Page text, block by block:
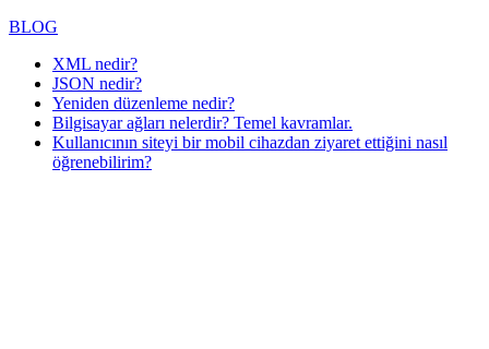
BLOG
XML nedir?
JSON nedir?
Yeniden düzenleme nedir?
Bilgisayar ağları nelerdir? Temel kavramlar.
Kullanıcının siteyi bir mobil cihazdan ziyaret ettiğini nasıl
öğrenebilirim?